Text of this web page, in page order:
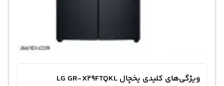
ویژگی‌های کلیدی یخچال LG GR-X29FTQKL